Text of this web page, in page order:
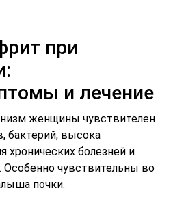
при
и лечение
женщины чувствителен
бактерий, высока
хронических болезней и
чувствительны во
почки.